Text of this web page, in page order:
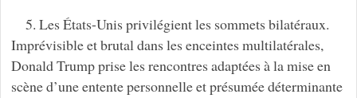
5. Les États-Unis privilégient les sommets bilatéraux.
Imprévisible et brutal dans les enceintes multilatérales,
Donald Trump prise les rencontres adaptées à la mise en
scène d’une entente personnelle et présumée déterminante